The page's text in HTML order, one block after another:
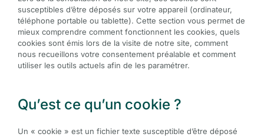
susceptibles d’être déposés sur votre appareil (ordinateur,
téléphone portable ou tablette). Cette section vous permet de
mieux comprendre comment fonctionnent les cookies, quels
cookies sont émis lors de la visite de notre site, comment
nous recueillons votre consentement préalable et comment
utiliser les outils actuels afin de les paramétrer.
Qu’est ce qu’un cookie ?
Un « cookie » est un fichier texte susceptible d’être déposé